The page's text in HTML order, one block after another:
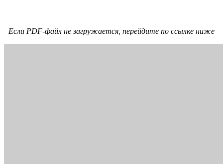
Если PDF-файл не загружается, перейдите по ссылке ниже